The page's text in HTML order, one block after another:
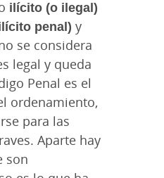
ilícito (o ilegal)
penal) y
se considera
legal y queda
Penal es el
ordenamiento,
para las
Aparte hay
son